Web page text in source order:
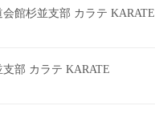
館杉並支部 カラテ KARATE
部 カラテ KARATE